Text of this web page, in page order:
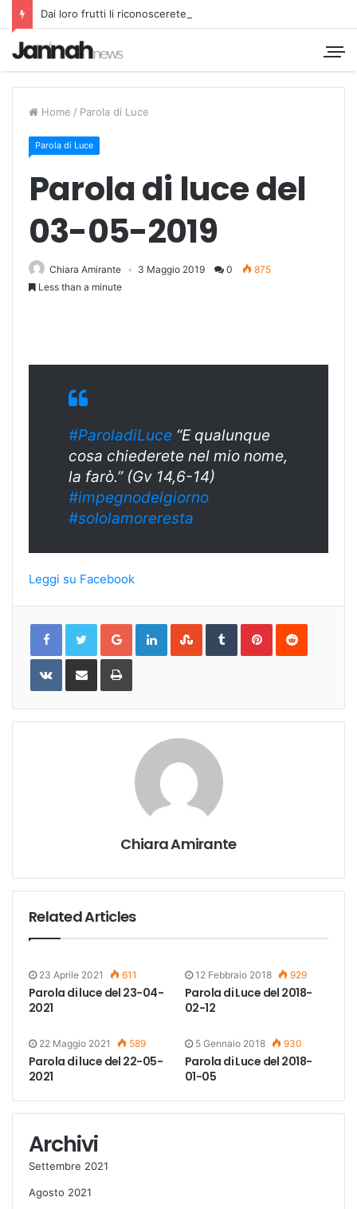
Dai loro frutti li riconoscerete
Home / Parola di Luce
Parola di Luce
Parola di luce del
03-05-2019
Chiara Amirante 3 Maggio 2019 0
875
Less than a minute
#ParoladiLuce “E qualunque
cosa chiederete nel mio nome,
la farò.” (Gv 14,6-14)
#impegnodelgiorno
#sololamoreresta
Leggi su Facebook
Google+LinkedInStumbleUpon
TumblrPinterestReddit
VKontakteShare
Email
Print
Chiara Amirante
Related Articles
23 Aprile 2021 611
Parola di luce del 23-04-
2021
12 Febbraio 2018 929
Parola di Luce del 2018-
02-12
22 Maggio 2021 589
Parola di luce del 22-05-
2021
5 Gennaio 2018 930
Parola di Luce del 2018-
01-05
Archivi
Settembre 2021
Agosto 2021